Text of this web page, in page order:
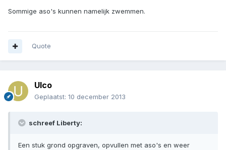
Sommige aso's kunnen namelijk zwemmen.
Quote
Ulco
Geplaatst: 10 december 2013
schreef Liberty:
Een stuk grond opgraven, opvullen met aso's en weer